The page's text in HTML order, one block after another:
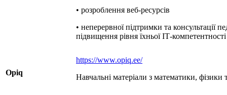
• розроблення веб-ресурсів
• неперервної підтримки та консультації
підвищення рівня їхньої ІТ-компетентності
Opiq
https://www.opiq.ee/
Навчальні матеріали з математики, фізики